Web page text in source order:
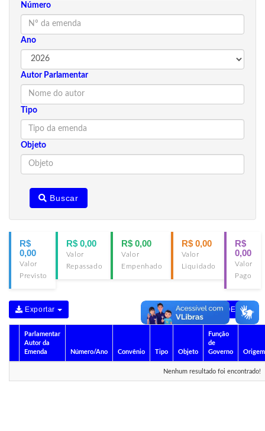
Número
Ano
Autor Parlamentar
Tipo
Objeto
Buscar
R$
0,00
Valor
Previsto
R$ 0,00
Valor
Repassado
R$ 0,00
Valor
Empenhado
R$ 0,00
Valor
Liquidado
R$
0,00
Valor
Pago
Exportar DECLARAÇÕES
Parlamentar
Autor da
Emenda
Número/Ano Convênio Tipo Objeto
Função
de
Governo
Origem
Nenhum resultado foi encontrado!